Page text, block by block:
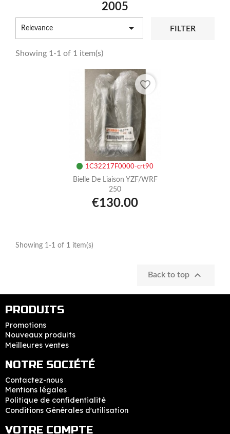
2005
Relevance  FILTER
Showing 1-1 of 1 item(s)
1C32217F0000-crt90
Bielle De Liaison YZF/WRF
250
€130.00
favorite_border
Showing 1-1 of 1 item(s)
Back to top 
PRODUITS
Promotions
Nouveaux produits
Meilleures ventes
NOTRE SOCIÉTÉ
Contactez-nous
Mentions légales
Politique de confidentialité
Conditions Générales d'utilisation
VOTRE COMPTE